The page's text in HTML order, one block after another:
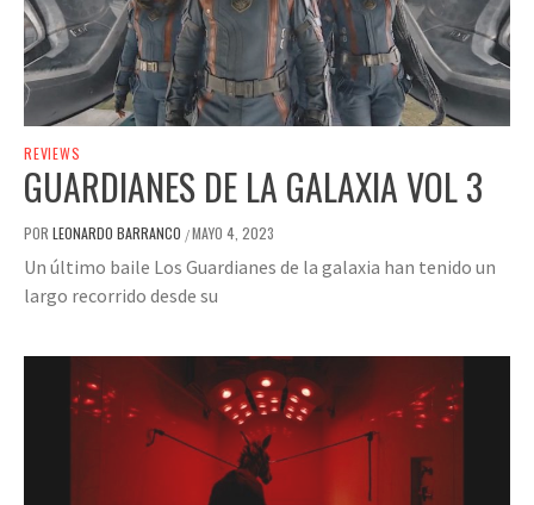
REVIEWS
GUARDIANES DE LA GALAXIA VOL 3
POR LEONARDO BARRANCO /MAYO 4, 2023
Un último baile Los Guardianes de la galaxia han tenido un
largo recorrido desde su